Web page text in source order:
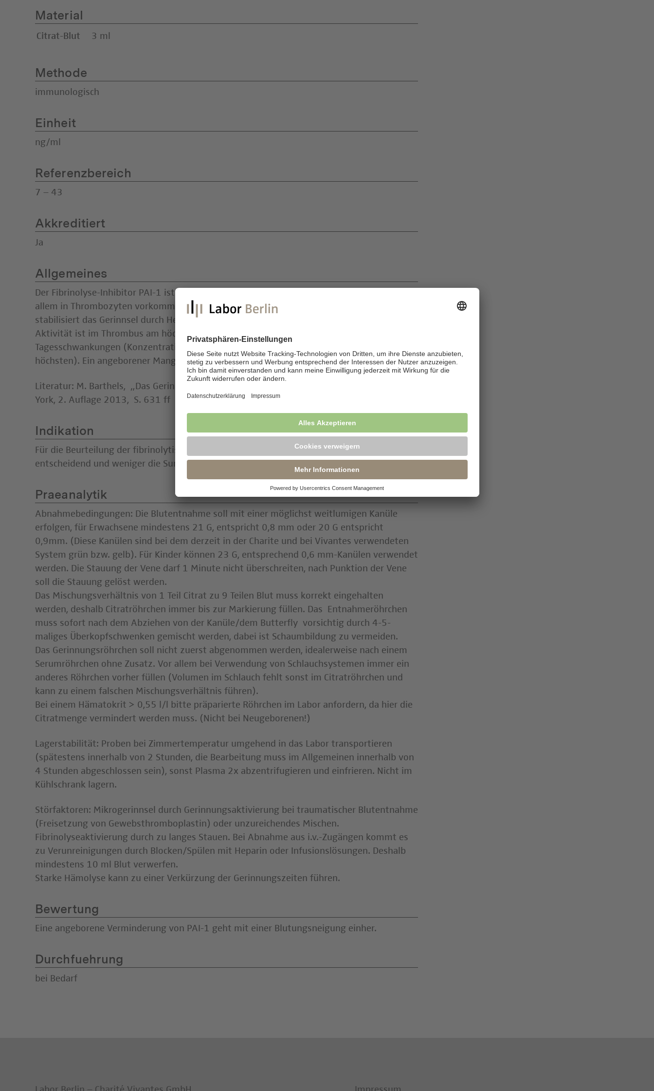
Material
Citrat-Blut 3 ml
Methode
immunologisch
Einheit
ng/ml
Referenzbereich
7 – 43
Akkreditiert
Ja
Allgemeines
Der Fibrinolyse-Inhibitor PAI-1 ist der hauptsächliche Inhibitor von t-PA und u-PA, der vor
allem in Thrombozyten vorkommt. Damit gelangt PAI direkt in den Thrombus und
stabilisiert das Gerinnsel durch Hemmung der Plasminbildung. Seine antifibrinolytische
Aktivität ist im Thrombus am höchsten. Er ist ein Akute-Phase-Protein und unterliegt
Tagesschwankungen (Konzentration nachts und in den frühen Morgenstunden am
höchsten). Ein angeborener Mangel bewirkt eine Blutungsneigung.
Literatur: M. Barthels, „Das Gerinnungskompendium“, Georg Thieme Verlag Stuttgart, New
York, 2. Auflage 2013, S. 631 ff
Indikation
Für die Beurteilung der fibrinolytischen Aktivität ist das Gesamtsystem der Fibrionolyse
entscheidend und weniger die Summe der Einzelkomponenten.
Praeanalytik
Abnahmebedingungen: Die Blutentnahme soll mit einer möglichst weitlumigen Kanüle
erfolgen, für Erwachsene mindestens 21 G, entspricht 0,8 mm oder 20 G entspricht
0,9mm. (Diese Kanülen sind bei dem derzeit in der Charite und bei Vivantes verwendeten
System grün bzw. gelb). Für Kinder können 23 G, entsprechend 0,6 mm-Kanülen verwendet
werden. Die Stauung der Vene darf 1 Minute nicht überschreiten, nach Punktion der Vene
soll die Stauung gelöst werden.
Das Mischungsverhältnis von 1 Teil Citrat zu 9 Teilen Blut muss korrekt eingehalten
werden, deshalb Citratröhrchen immer bis zur Markierung füllen. Das Entnahmeröhrchen
muss sofort nach dem Abziehen von der Kanüle/dem Butterfly vorsichtig durch 4-5-
maliges Überkopfschwenken gemischt werden, dabei ist Schaumbildung zu vermeiden.
Das Gerinnungsröhrchen soll nicht zuerst abgenommen werden, idealerweise nach einem
Serumröhrchen ohne Zusatz. Vor allem bei Verwendung von Schlauchsystemen immer ein
anderes Röhrchen vorher füllen (Volumen im Schlauch fehlt sonst im Citratröhrchen und
kann zu einem falschen Mischungsverhältnis führen).
Bei einem Hämatokrit > 0,55 l/l bitte präparierte Röhrchen im Labor anfordern, da hier die
Citratmenge vermindert werden muss. (Nicht bei Neugeborenen!)
Lagerstabilität: Proben bei Zimmertemperatur umgehend in das Labor transportieren
(spätestens innerhalb von 2 Stunden, die Bearbeitung muss im Allgemeinen innerhalb von
4 Stunden abgeschlossen sein), sonst Plasma 2x abzentrifugieren und einfrieren. Nicht im
Kühlschrank lagern.
Störfaktoren: Mikrogerinnsel durch Gerinnungsaktivierung bei traumatischer Blutentnahme
(Freisetzung von Gewebsthromboplastin) oder unzureichendes Mischen.
Fibrinolyseaktivierung durch zu langes Stauen. Bei Abnahme aus i.v.-Zugängen kommt es
zu Verunreinigungen durch Blocken/Spülen mit Heparin oder Infusionslösungen. Deshalb
mindestens 10 ml Blut verwerfen.
Starke Hämolyse kann zu einer Verkürzung der Gerinnungszeiten führen.
Bewertung
Eine angeborene Verminderung von PAI-1 geht mit einer Blutungsneigung einher.
Durchfuehrung
bei Bedarf